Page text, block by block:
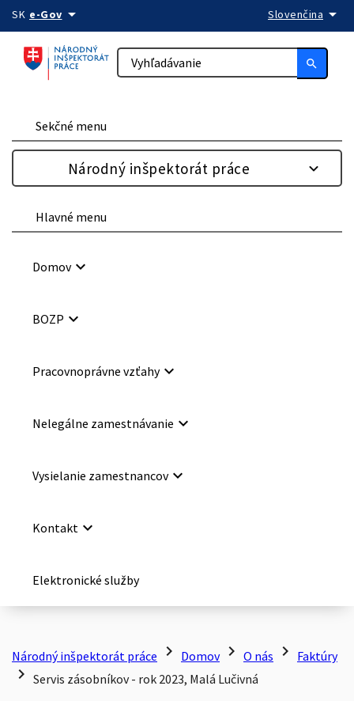
Preskočiť na obsah
SK e-Govarrow_drop_down Slovenčina arrow_drop_down
search
Sekčné menu
Národný inšpektorát práce
Hlavné menu
Domovkeyboard_arrow_down
BOZP keyboard_arrow_down
Pracovnoprávne vzťahykeyboard_arrow_down
Nelegálne zamestnávanie keyboard_arrow_down
Vysielanie zamestnancovkeyboard_arrow_down
Kontakt keyboard_arrow_down
Elektronické služby
Národný inšpektorát práce chevron_right Domov chevron_right O nás chevron_right Faktúry
chevron_right Servis zásobníkov - rok 2023, Malá Lučivná